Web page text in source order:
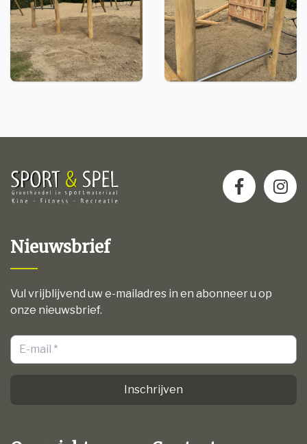
Nieuwsbrief
Vul vrijblijvend uw e-mailadres in en abonneer u op
onze nieuwsbrief.
Inschrijven